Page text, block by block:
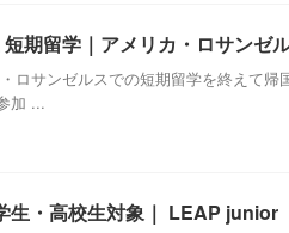
期留学｜アメリカ・ロサンゼ
ロサンゼルスでの短期留学を終えて
加 ...
生・高校生対象｜ LEAP junior